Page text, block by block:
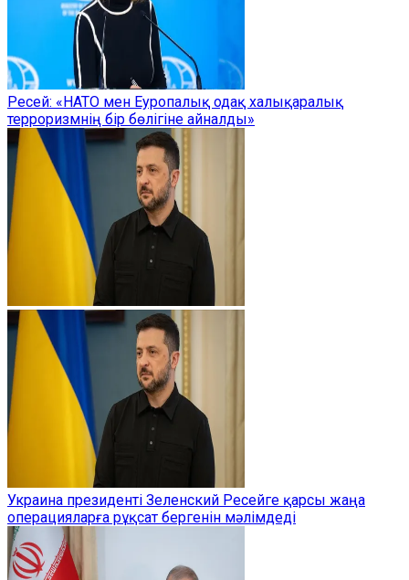
Ресей: «НАТО мен Еуропалық одақ халықаралық
терроризмнің бір бөлігіне айналды»
Украина президенті Зеленский Ресейге қарсы жаңа
операцияларға рұқсат бергенін мәлімдеді